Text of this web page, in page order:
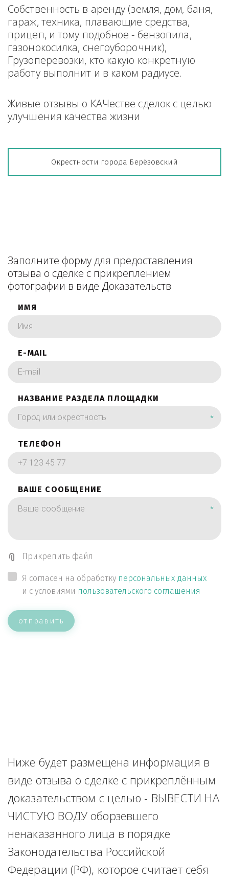
Собственность в аренду (земля, дом, баня,
гараж, техника, плавающие средства,
прицеп, и тому подобное - бензопила,
газонокосилка, снегоуборочник),
Грузоперевозки, кто какую конкретную
работу выполнит и в каком радиусе.
Живые отзывы о КАЧестве сделок с целью
улучшения качества жизни
Окрестности города Берёзовский
Заполните форму для предоставления
отзыва о сделке с прикреплением
фотографии в виде Доказательств
ИМЯ
E-MAIL
НАЗВАНИЕ РАЗДЕЛА ПЛОЩАДКИ
*
ТЕЛЕФОН
ВАШЕ СООБЩЕНИЕ
*
Прикрепить файл
Я согласен на обработку персональных данных
и с условиями пользовательского соглашения
отправить
Ниже будет размещена информация в
виде отзыва о сделке с прикреплённым
доказательством с целью - ВЫВЕСТИ НА
ЧИСТУЮ ВОДУ оборзевшего
ненаказанного лица в порядке
Законодательства Российской
Федерации (РФ), которое считает себя